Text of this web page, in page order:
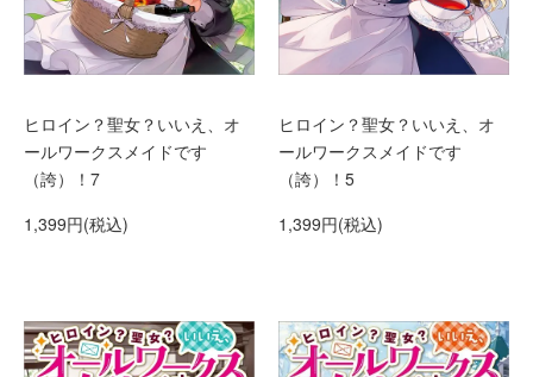
ヒロイン？聖女？いいえ、オ
ールワークスメイドです
（誇）！7
1,399円(税込)
ヒロイン？聖女？いいえ、オ
ールワークスメイドです
（誇）！5
1,399円(税込)